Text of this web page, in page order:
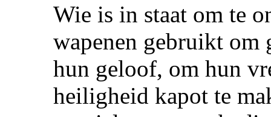
Wie is in staat om te
wapenen gebruikt om
hun geloof, om hun
heiligheid kapot te